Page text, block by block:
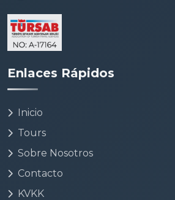
Enlaces Rápidos
Inicio
Tours
Sobre Nosotros
Contacto
KVKK